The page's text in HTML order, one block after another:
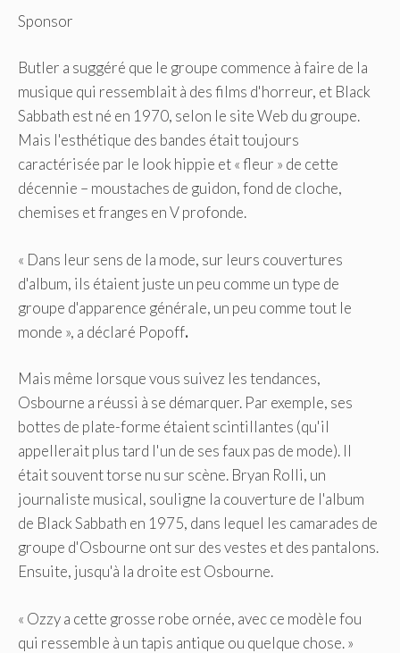
Sponsor
Butler a suggéré que le groupe commence à faire de la
musique qui ressemblait à des films d'horreur, et Black
Sabbath est né en 1970, selon le site Web du groupe.
Mais l'esthétique des bandes était toujours
caractérisée par le look hippie et « fleur » de cette
décennie – moustaches de guidon, fond de cloche,
chemises et franges en V profonde.
« Dans leur sens de la mode, sur leurs couvertures
d'album, ils étaient juste un peu comme un type de
groupe d'apparence générale, un peu comme tout le
monde », a déclaré Popoff.
Mais même lorsque vous suivez les tendances,
Osbourne a réussi à se démarquer. Par exemple, ses
bottes de plate-forme étaient scintillantes (qu'il
appellerait plus tard l'un de ses faux pas de mode). Il
était souvent torse nu sur scène. Bryan Rolli, un
journaliste musical, souligne la couverture de l'album
de Black Sabbath en 1975, dans lequel les camarades de
groupe d'Osbourne ont sur des vestes et des pantalons.
Ensuite, jusqu'à la droite est Osbourne.
« Ozzy a cette grosse robe ornée, avec ce modèle fou
qui ressemble à un tapis antique ou quelque chose. »